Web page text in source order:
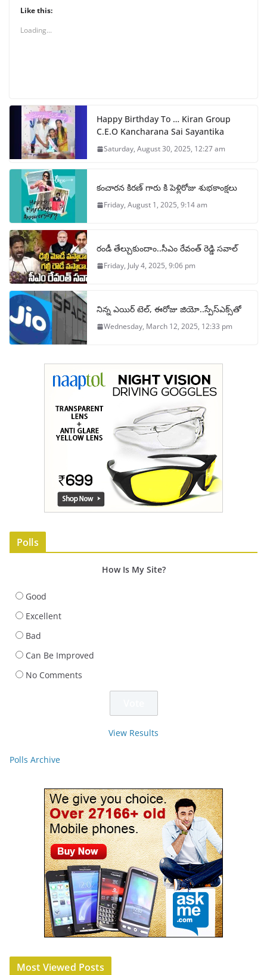
Like this:
Loading...
Happy Birthday To … Kiran Group
C.E.O Kancharana Sai Sayantika
Saturday, August 30, 2025, 12:27 am
కంచారన కిరణ్ గారు కి పెళ్లిరోజు శుభకాంక్షలు
Friday, August 1, 2025, 9:14 am
రండీ తేల్చుకుందాం..సీఎం రేవంత్ రెడ్డి సవాల్
Friday, July 4, 2025, 9:06 pm
నిన్న ఎయిర్ టెల్, ఈరోజు జియో..స్పేస్‌ఎక్స్‌తో
Wednesday, March 12, 2025, 12:33 pm
Polls
How Is My Site?
Good
Excellent
Bad
Can Be Improved
No Comments
View Results
Polls Archive
Most Viewed Posts